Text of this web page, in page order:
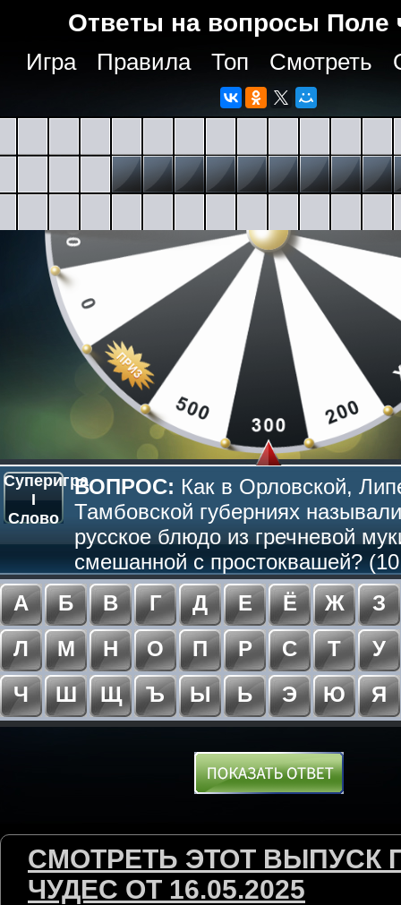
Ответы на вопросы Поле
Игра Правила Топ Смотреть
Суперигра
I
Слово
ВОПРОС: Как в Орловской,
Тамбовской губерниях
русское блюдо из гречневой
смешанной с простоквашей?
А
Б В Г Д Е Ё Ж
З
Л
М Н О П Р С Т
У
Ч
Ш Щ Ъ Ы Ь Э Ю Я
СМОТРЕТЬ ЭТОТ ВЫПУСК
ЧУДЕС ОТ 16.05.2025